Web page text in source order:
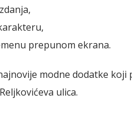
prepunom ekrana.
modne dodatke
ulica.